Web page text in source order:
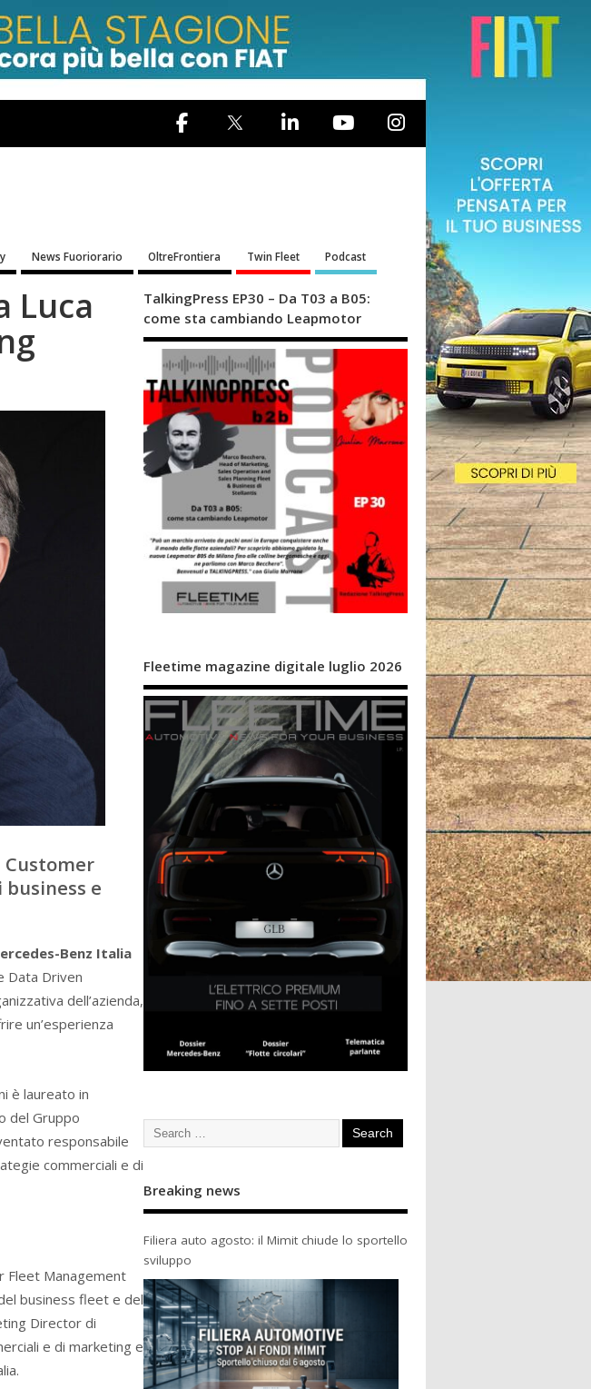
News Fuoriorario OltreFrontiera Twin Fleet Podcast
Luca
Customer
e
Benz Italia
Data Driven
dell’azienda,
un’esperienza
è laureato in
del Gruppo
responsabile
commerciali e di
Fleet Management
business fleet e del
Director di
e di marketing e
TalkingPress EP30 – Da T03 a B05:
come sta cambiando Leapmotor
Fleetime magazine digitale luglio 2026
Breaking news
Filiera auto agosto: il Mimit chiude lo sportello
sviluppo